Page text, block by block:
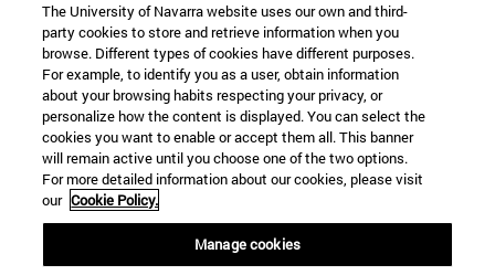
The University of Navarra website uses our own and third-
party cookies to store and retrieve information when you
browse. Different types of cookies have different purposes.
For example, to identify you as a user, obtain information
about your browsing habits respecting your privacy, or
personalize how the content is displayed. You can select the
cookies you want to enable or accept them all. This banner
will remain active until you choose one of the two options.
For more detailed information about our cookies, please visit
our Cookie Policy.
Manage cookies